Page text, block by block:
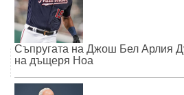
Съпругата на Джош Бел Арлия
на дъщеря Ноа